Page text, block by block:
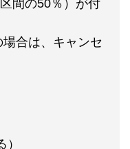
間の50％）が付
場合は、キャンセ